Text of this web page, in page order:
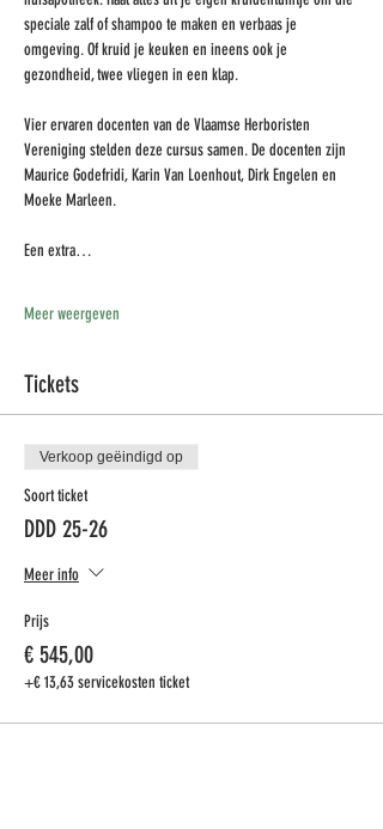
speciale zalf of shampoo te maken en verbaas je
omgeving. Of kruid je keuken en ineens ook je
gezondheid, twee vliegen in een klap.
Vier ervaren docenten van de Vlaamse Herboristen
Vereniging stelden deze cursus samen. De docenten zijn
Maurice Godefridi, Karin Van Loenhout, Dirk Engelen en
Moeke Marleen.
Een extra…
Meer weergeven
Tickets
Verkoop geëindigd op
Soort ticket
DDD 25-26
Meer info
Prijs
€ 545,00
+€ 13,63 servicekosten ticket